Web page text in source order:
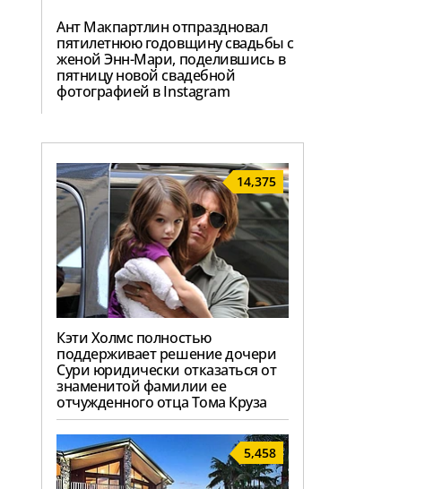
Ант Макпартлин отпраздновал
пятилетнюю годовщину свадьбы с
женой Энн-Мари, поделившись в
пятницу новой свадебной
фотографией в Instagram
14,375
Кэти Холмс полностью
поддерживает решение дочери
Сури юридически отказаться от
знаменитой фамилии ее
отчужденного отца Тома Круза
5,458